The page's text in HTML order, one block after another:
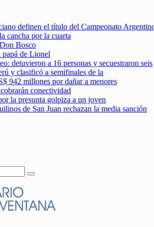
definen el título del Campeonato
cancha por la cuarta
Bosco
de Lionel
detuvieron a 16 personas y secuestraron seis
y clasificó a semifinales de la
942 millones por dañar a menores
conectividad
la presunta golpiza a un joven
de San Juan rechazan la media sanción